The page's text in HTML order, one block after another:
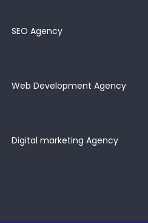
SEO Agency
Web Development Agency
Digital marketing Agency